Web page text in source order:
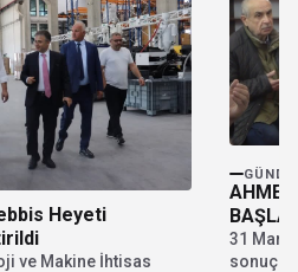
Heyeti
ve Makine İhtisas
AHMET
31 Mart